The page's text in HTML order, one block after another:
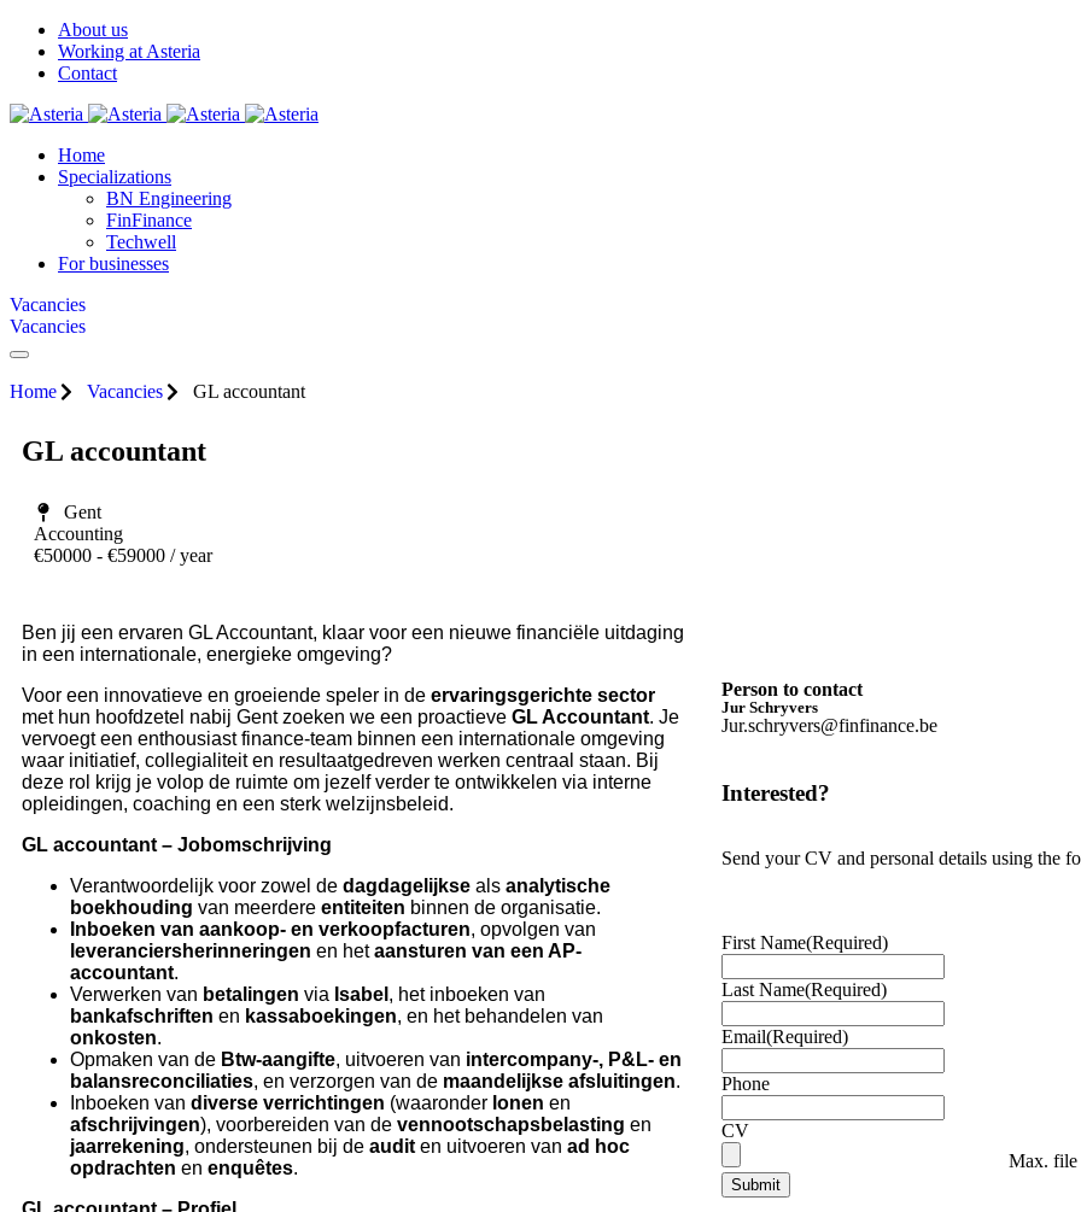
About us
Working at Asteria
Contact
Home
Specializations
BN Engineering
FinFinance
Techwell
For businesses
Vacancies
Vacancies
Home Vacancies GL accountant
GL accountant
Gent
Accounting
€50000 - €59000 / year
Ben jij een ervaren GL Accountant, klaar voor een nieuwe financiële uitdaging
in een internationale, energieke omgeving?
Voor een innovatieve en groeiende speler in de ervaringsgerichte sector
met hun hoofdzetel nabij Gent zoeken we een proactieve GL Accountant. Je
vervoegt een enthousiast finance-team binnen een internationale omgeving
waar initiatief, collegialiteit en resultaatgedreven werken centraal staan. Bij
deze rol krijg je volop de ruimte om jezelf verder te ontwikkelen via interne
opleidingen, coaching en een sterk welzijnsbeleid.
GL accountant – Jobomschrijving
Verantwoordelijk voor zowel de dagdagelijkse als analytische
boekhouding van meerdere entiteiten binnen de organisatie.
Inboeken van aankoop- en verkoopfacturen, opvolgen van
leveranciersherinneringen en hetaansturen van een AP-
accountant.
Verwerken van betalingen via Isabel , het inboeken van
bankafschriften en kassaboekingen, en het behandelen van
onkosten.
Opmaken van de Btw-aangifte, uitvoeren van intercompany-, P&L- en
balansreconciliaties, en verzorgen van de maandelijkse afsluitingen.
Inboeken van diverse verrichtingen (waaronder lonen en
afschrijvingen), voorbereiden van de vennootschapsbelasting en
jaarrekening, ondersteunen bij de audit en uitvoeren van ad hoc
opdrachten en enquêtes.
Person to contact
Jur Schryvers
Jur.schryvers@finfinance.be
Interested?
Send your CV and personal details using the
First Name(Required)
Last Name(Required)
Email(Required)
Phone
CV
Max. file